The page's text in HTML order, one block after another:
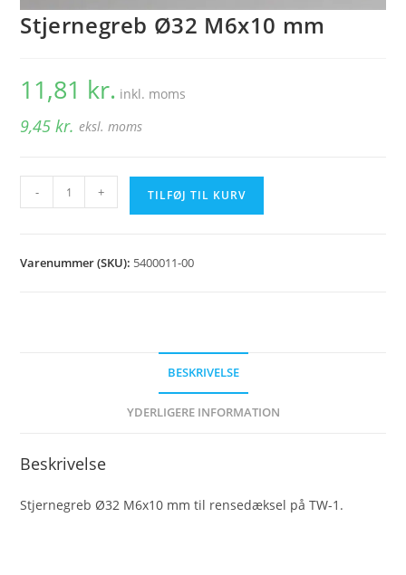
Stjernegreb Ø32 M6x10 mm
11,81 kr. inkl. moms
9,45kr. eksl. moms
Stjernegreb
Ø32
- + TILFØJ TIL KURV
Varenummer (SKU): 5400011-00
BESKRIVELSE
YDERLIGERE INFORMATION
Beskrivelse
Stjernegreb Ø32 M6x10 mm til rensedæksel på TW-1.